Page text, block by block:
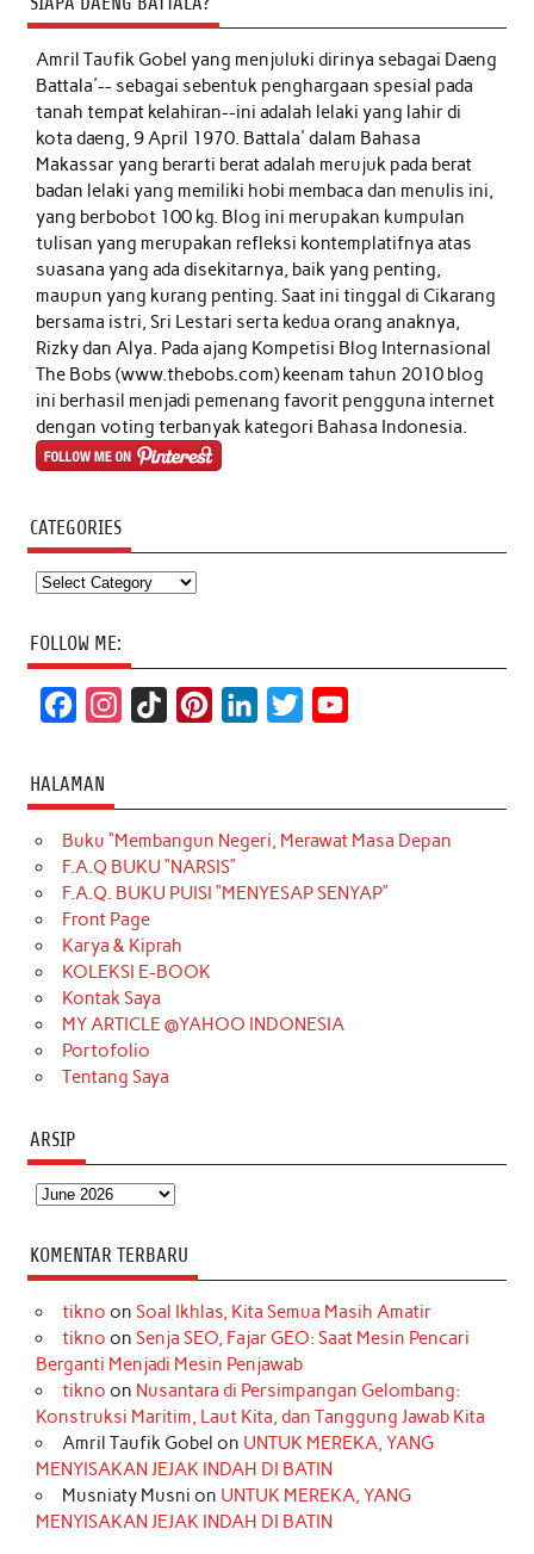
Amril Taufik Gobelyang menjuluki dirinya sebagai Daeng
Battala'-- sebagai sebentuk penghargaan spesial pada
tanah tempat kelahiran--ini adalah lelaki yang lahir di
kota daeng, 9 April 1970. Battala' dalam Bahasa
Makassar yang berarti berat adalah merujuk pada berat
badan lelaki yang memiliki hobi membaca dan menulis ini,
yang berbobot 100 kg. Blog ini merupakan kumpulan
tulisan yang merupakan refleksi kontemplatifnya atas
suasana yang ada disekitarnya, baik yang penting,
maupun yang kurang penting. Saat ini tinggal di Cikarang
bersama istri, Sri Lestari serta kedua orang anaknya,
Rizky dan Alya. Pada ajang Kompetisi Blog Internasional
The Bobs (www.thebobs.com) keenam tahun 2010 blog
ini berhasil menjadi pemenang favorit pengguna internet
dengan voting terbanyak kategori Bahasa Indonesia.
CATEGORIES
Categories
FOLLOW ME:
c
e
b
o
o
k
t
a
g
r
a
m
T
o
k
t
e
r
k
e
d
t
t
e
T
u
b
HALAMAN
Buku “Membangun Negeri, Merawat Masa Depan
F.A.Q BUKU “NARSIS”
F.A.Q. BUKU PUISI “MENYESAP SENYAP”
Front Page
Karya & Kiprah
KOLEKSI E-BOOK
Kontak Saya
MY ARTICLE @YAHOO INDONESIA
Portofolio
Tentang Saya
ARSIP
Arsip
KOMENTAR TERBARU
tikno on Soal Ikhlas, Kita Semua Masih Amatir
tikno on Senja SEO, Fajar GEO: Saat Mesin Pencari
Berganti Menjadi Mesin Penjawab
tikno on Nusantara di Persimpangan Gelombang:
Konstruksi Maritim, Laut Kita, dan Tanggung Jawab Kita
Amril Taufik Gobel on UNTUK MEREKA, YANG
MENYISAKAN JEJAK INDAH DI BATIN
Musniaty Musni on UNTUK MEREKA, YANG
MENYISAKAN JEJAK INDAH DI BATIN